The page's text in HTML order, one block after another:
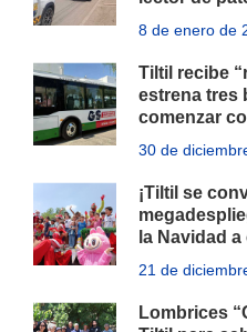
8 de enero de
Tiltil recibe
estrena tres
comenzar
30 de
¡Tiltil se
la Navidad
21 de
Lombrices